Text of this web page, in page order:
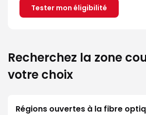
Tester mon éligibilité
Recherchez la zone
votre choix
Régions ouvertes à la fibre